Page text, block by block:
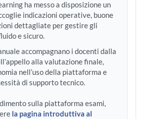
ha messo a disposizione un
indicazioni operative, buone
dettagliate per gestire gli
e sicuro.
accompagnano i docenti dalla
alla valutazione finale,
nell’uso della piattaforma e
di supporto tecnico.
sulla piattaforma esami,
la pagina introduttiva al